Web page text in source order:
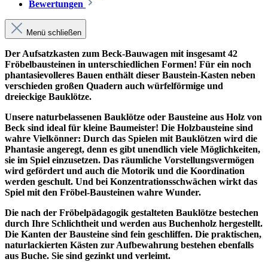
Bewertungen
Menü schließen
Der Aufsatzkasten zum Beck-Bauwagen mit insgesamt 42
Fröbelbausteinen in unterschiedlichen Formen! Für ein noch
phantasievolleres Bauen enthält dieser Baustein-Kasten neben
verschieden großen Quadern auch würfelförmige und
dreieckige Bauklötze.
Unsere naturbelassenen Bauklötze oder Bausteine aus Holz von
Beck sind ideal für kleine Baumeister! Die Holzbausteine sind
wahre Vielkönner: Durch das Spielen mit Bauklötzen wird die
Phantasie angeregt, denn es gibt unendlich viele Möglichkeiten,
sie im Spiel einzusetzen. Das räumliche Vorstellungsvermögen
wird gefördert und auch die Motorik und die Koordination
werden geschult. Und bei Konzentrationsschwächen wirkt das
Spiel mit den Fröbel-Bausteinen wahre Wunder.
Die nach der Fröbelpädagogik gestalteten Bauklötze bestechen
durch Ihre Schlichtheit und werden aus Buchenholz hergestellt.
Die Kanten der Bausteine sind fein geschliffen. Die praktischen,
naturlackierten Kästen zur Aufbewahrung bestehen ebenfalls
aus Buche. Sie sind gezinkt und verleimt.